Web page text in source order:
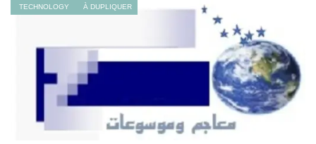
À DUPLIQUER
TECHNOLOGY